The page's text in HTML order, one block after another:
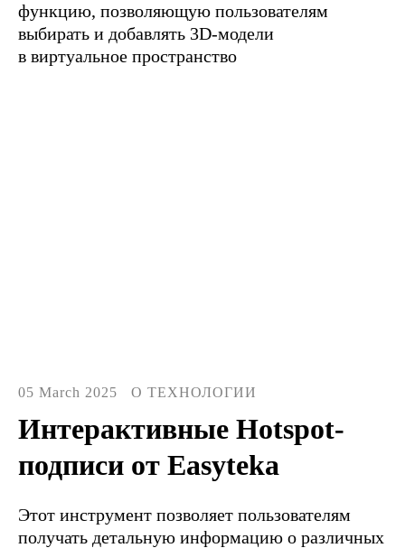
функцию, позволяющую пользователям
выбирать и добавлять 3D-модели
в виртуальное пространство
05 March 2025 О ТЕХНОЛОГИИ
Интерактивные Hotspot-
подписи от Easyteka
Этот инструмент позволяет пользователям
получать детальную информацию о различных